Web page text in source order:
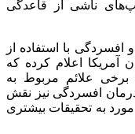
ناشی از قاعدگی
با استفاده از
آمریکا اعلام کرده که
برخی علائم مربوط به
افسردگی نیز نقش
به تحقیقات بیشتری